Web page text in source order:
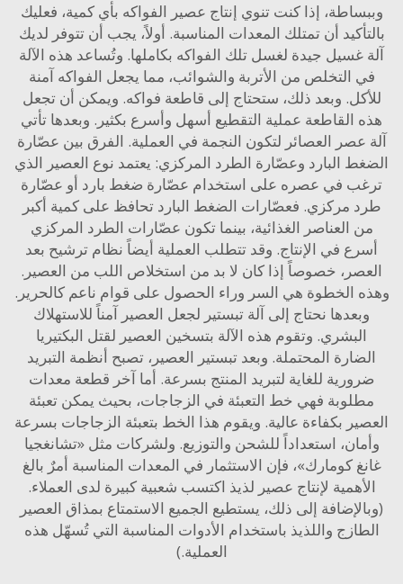
إذا كنت تنوي إنتاج عصير الفواكه بأي كمية، فعليك
أن تمتلك المعدات المناسبة. أولاً، يجب أن تتوفر لديك
غسيل جيدة لغسل تلك الفواكه بكاملها. وتُساعد هذه الآلة
التخلص من الأتربة والشوائب، مما يجعل الفواكه آمنة
وبعد ذلك، ستحتاج إلى قاطعة فواكه. ويمكن أن تجعل
القاطعة عملية التقطيع أسهل وأسرع بكثير. وبعدها تأتي
العصائر لتكون النجمة في العملية. الفرق بين عصّارة
البارد وعصّارة الطرد المركزي: يعتمد نوع العصير الذي
في عصره على استخدام عصّارة ضغط بارد أو عصّارة
مركزي. فعصّارات الضغط البارد تحافظ على كمية أكبر
العناصر الغذائية، بينما تكون عصّارات الطرد المركزي
في الإنتاج. وقد تتطلب العملية أيضاً نظام ترشيح بعد
خصوصاً إذا كان لا بد من استخلاص اللب من العصير.
الخطوة هي السر وراء الحصول على قوام ناعم كالحرير.
نحتاج إلى آلة تبستير لجعل العصير آمناً للاستهلاك
وتقوم هذه الآلة بتسخين العصير لقتل البكتيريا
المحتملة. وبعد تبستير العصير، تصبح أنظمة التبريد
للغاية لتبريد المنتج بسرعة. أما آخر قطعة معدات
فهي خط التعبئة في الزجاجات، بحيث يمكن تعبئة
بكفاءة عالية. ويقوم هذا الخط بتعبئة الزجاجات بسرعة
استعداداً للشحن والتوزيع. ولشركات مثل «تشانغجيا
كومارك»، فإن الاستثمار في المعدات المناسبة أمرٌ بالغ
لإنتاج عصير لذيذ اكتسب شعبية كبيرة لدى العملاء.
إلى ذلك، يستطيع الجميع الاستمتاع بمذاق العصير
واللذيذ باستخدام الأدوات المناسبة التي تُسهّل هذه
العملية.)